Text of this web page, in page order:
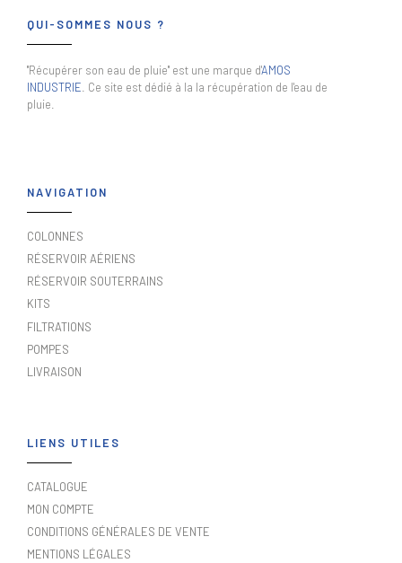
QUI-SOMMES NOUS ?
"Récupérer son eau de pluie" est une marque d'AMOS
INDUSTRIE . Ce site est dédié à la la récupération de l'eau de
pluie.
NAVIGATION
COLONNES
RÉSERVOIR AÉRIENS
RÉSERVOIR SOUTERRAINS
KITS
FILTRATIONS
POMPES
LIVRAISON
LIENS UTILES
CATALOGUE
MON COMPTE
CONDITIONS GÉNÉRALES DE VENTE
MENTIONS LÉGALES